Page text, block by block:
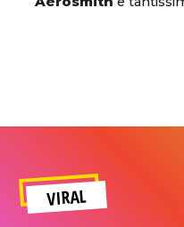
VIRAL